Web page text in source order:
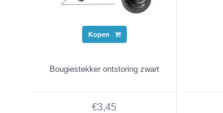
Kopen
Bougiestekker ontstoring zwart
€3,45